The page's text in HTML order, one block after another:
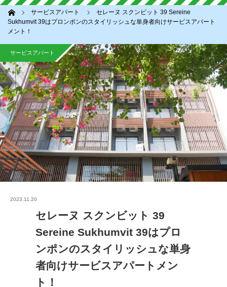
ホーム サービスアパート
セレーヌ スクンビット 39 Sereine
Sukhumvit 39はプロンポンのスタイリッシュな単身者向けサービスアパート
メント！
サービスアパート
2023.11.20
セレーヌ スクンビット 39
Sereine Sukhumvit 39はプロ
ンポンのスタイリッシュな単身
者向けサービスアパートメン
ト！